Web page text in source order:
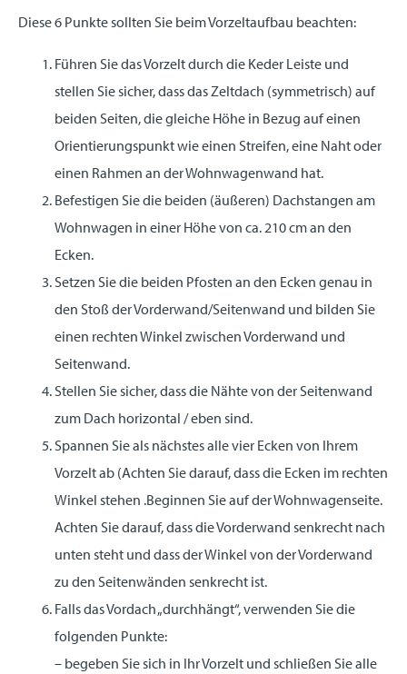
Diese 6 Punkte sollten Sie beim Vorzeltaufbau beachten:
Führen Sie das Vorzelt durch die Keder Leiste und
stellen Sie sicher, dass das Zeltdach (symmetrisch) auf
beiden Seiten, die gleiche Höhe in Bezug auf einen
Orientierungspunkt wie einen Streifen, eine Naht oder
einen Rahmen an der Wohnwagenwand hat.
Befestigen Sie die beiden (äußeren) Dachstangen am
Wohnwagen in einer Höhe von ca. 210 cm an den
Ecken.
Setzen Sie die beiden Pfosten an den Ecken genau in
den Stoß der Vorderwand/Seitenwand und bilden Sie
einen rechten Winkel zwischen Vorderwand und
Seitenwand.
Stellen Sie sicher, dass die Nähte von der Seitenwand
zum Dach horizontal / eben sind.
Spannen Sie als nächstes alle vier Ecken von Ihrem
Vorzelt ab (Achten Sie darauf, dass die Ecken im rechten
Winkel stehen .Beginnen Sie auf der Wohnwagenseite.
Achten Sie darauf, dass die Vorderwand senkrecht nach
unten steht und dass der Winkel von der Vorderwand
zu den Seitenwänden senkrecht ist.
Falls das Vordach „durchhängt“, verwenden Sie die
folgenden Punkte:
– begeben Sie sich in Ihr Vorzelt und schließen Sie alle